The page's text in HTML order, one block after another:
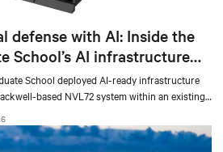
defense with AI: Inside the
School’s AI infrastructure
School deployed AI-ready infrastructure
based NVL72 system within an existing
for high-density, liquid-cooled AI